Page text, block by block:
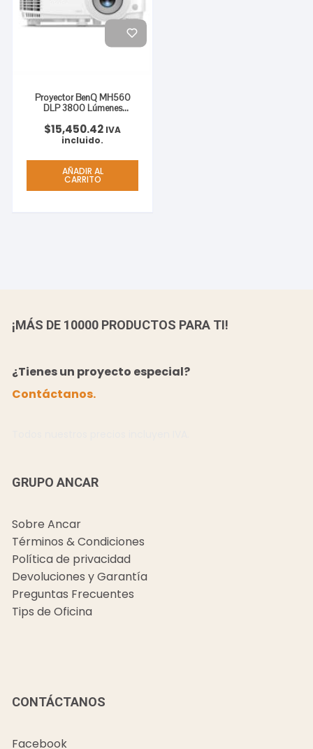
Proyector BenQ MH560
DLP 3800 Lúmenes
1920×1080 Lámpara
Contraste 20000:1
$15,450.42 IVA
incluido.
AÑADIR AL
CARRITO
¡MÁS DE 10000 PRODUCTOS PARA TI!
¿Tienes un proyecto especial?
Contáctanos.
GRUPO ANCAR
Sobre Ancar
Términos & Condiciones
Política de privacidad
Devoluciones y Garantía
Preguntas Frecuentes
Tips de Oficina
CONTÁCTANOS
Facebook